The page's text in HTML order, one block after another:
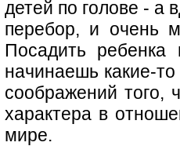
детей по голове - а
перебор, и очень
Посадить
начинаешь какие-
соображений того,
характера в
мире.